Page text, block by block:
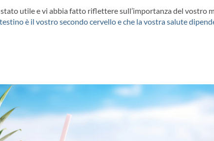
utile e vi abbia fatto riflettere sull’importanza del vostro
è il vostro secondo cervello e che la vostra salute